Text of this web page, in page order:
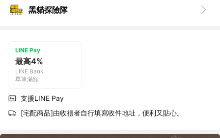
黑貓探險隊
LINE Pay
最高4%
LINE Bank
單筆滿額
支援LINE Pay
[宅配商品]由收禮者自行填寫收件地址，便利又貼心。